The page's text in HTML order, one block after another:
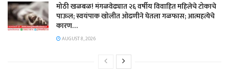
मोठी खळबळ! मंगळवेढ्यात २६ वर्षीय विवाहित महिलेचे टोकाचे
पाऊल; स्वयंपाक खोलीत ओढणीने घेतला गळफास; आत्महत्येचे
कारण…
AUGUST 8, 2026